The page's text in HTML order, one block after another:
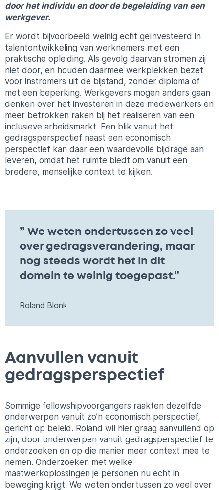
door het individu en door de begeleiding van een
werkgever.
Er wordt bijvoorbeeld weinig echt geïnvesteerd in
talentontwikkeling van werknemers met een
praktische opleiding. Als gevolg daarvan stromen zij
niet door, en houden daarmee werkplekken bezet
voor instromers uit de bijstand, zonder diploma of
met een beperking. Werkgevers mogen anders gaan
denken over het investeren in deze medewerkers en
meer betrokken raken bij het realiseren van een
inclusieve arbeidsmarkt. Een blik vanuit het
gedragsperspectief naast een economisch
perspectief kan daar een waardevolle bijdrage aan
leveren, omdat het ruimte biedt om vanuit een
bredere, menselijke context te kijken.
” We weten ondertussen zo veel
over gedragsverandering, maar
nog steeds wordt het in dit
domein te weinig toegepast.”
Roland Blonk
Aanvullen vanuit
gedragsperspectief
Sommige fellowshipvoorgangers raakten dezelfde
onderwerpen vanuit zo’n economisch perspectief,
gericht op beleid. Roland wil hier graag aanvullend op
zijn, door onderwerpen vanuit gedragsperspectief te
onderzoeken en op die manier meer context mee te
nemen. Onderzoeken met welke
maatwerkoplossingen je personen nu echt in
beweging krijgt. We weten ondertussen zo veel over